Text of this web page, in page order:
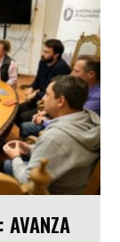
AVANZA